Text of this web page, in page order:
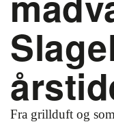
Fra grillduft og